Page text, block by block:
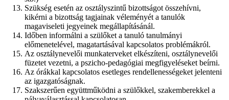
Szükség esetén az osztályszintű bizottságot összehívni,
kikérni a bizottság tagjainak véleményét a tanulók
magaviseleti jegyeinek megállapításánál.
Időben informálni a szülőket a tanuló tanulmányi
előmenetelével, magatartásával kapcsolatos problémákról.
Az osztálynevelői munkaterveket elkészíteni, osztálynevelői
füzetet vezetni, a pszicho-pedagógiai megfigyeléseket beírni.
Az órákkal kapcsolatos esetleges rendellenességeket jelenteni
az igazgatóságnak.
Szakszerűen együttműködni a szülőkkel, szakemberekkel a